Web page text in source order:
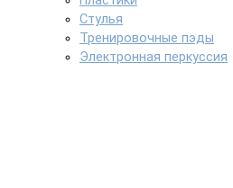
Стулья
Тренировочные пэды
Электронная перкуссия